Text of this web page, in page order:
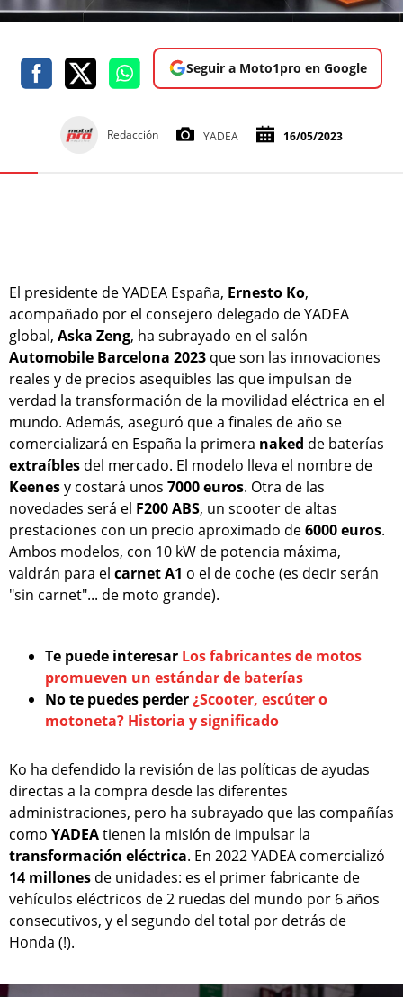
Seguir a Moto1pro en Google
Redacción YADEA 16/05/2023
El presidente de YADEA España, Ernesto Ko,
acompañado por el consejero delegado de YADEA
global, Aska Zeng, ha subrayado en el salón
Automobile Barcelona 2023 que son las innovaciones
reales y de precios asequibles las que impulsan de
verdad la transformación de la movilidad eléctrica en el
mundo. Además, aseguró que a finales de año se
comercializará en España la primera naked de baterías
extraíbles del mercado. El modelo lleva el nombre de
Keenesy costará unos 7000 euros. Otra de las
novedades será el F200 ABS, un scooter de altas
prestaciones con un precio aproximado de6000 euros.
Ambos modelos, con 10 kW de potencia máxima,
valdrán para el carnet A1 o el de coche (es decir serán
"sin carnet"... de moto grande).
Te puede interesar Los fabricantes de motos
promueven un estándar de baterías
No te puedes perder¿Scooter, escúter o
motoneta? Historia y significado
Ko ha defendido la revisión de las políticas de ayudas
directas a la compra desde las diferentes
administraciones, pero ha subrayado que las compañías
como YADEAtienen la misión de impulsar la
transformación eléctrica. En 2022 YADEA comercializó
14 millones de unidades: es el primer fabricante de
vehículos eléctricos de 2 ruedas del mundo por 6 años
consecutivos, y el segundo del total por detrás de
Honda (!).